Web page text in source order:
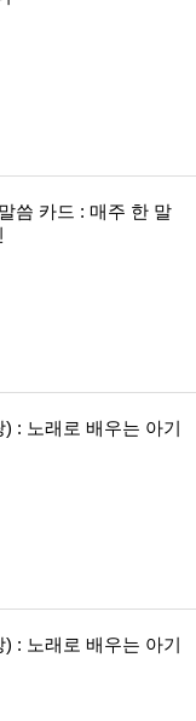
씀 카드 : 매주 한 말
: 노래로 배우는 아기
: 노래로 배우는 아기